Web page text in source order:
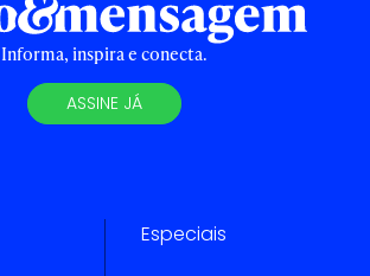
Informa, inspira e conecta.
ASSINE JÁ
Especiais